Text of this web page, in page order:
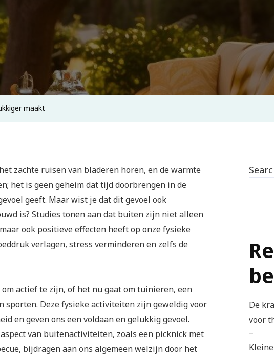
maakt
zachte ruisen van bladeren horen, en de warmte
het is geen geheim dat tijd doorbrengen in de
geeft. Maar wist je dat dit gevoel ook
is? Studies tonen aan dat buiten zijn niet alleen
ook positieve effecten heeft op onze fysieke
verlagen, stress verminderen en zelfs de
actief te zijn, of het nu gaat om tuinieren, een
sporten. Deze fysieke activiteiten zijn geweldig voor
en geven ons een voldaan en gelukkig gevoel.
van buitenactiviteiten, zoals een picknick met
bijdragen aan ons algemeen welzijn door het
De
voor